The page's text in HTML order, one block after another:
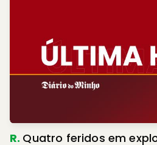
R. Quatro feridos em